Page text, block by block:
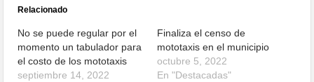
Relacionado
No se puede regular por el
momento un tabulador para
el costo de los mototaxis
septiembre 14, 2022
Finaliza el censo de
mototaxis en el municipio
octubre 5, 2022
En "Destacadas"